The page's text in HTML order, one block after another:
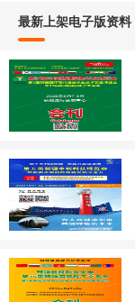
最新上架电子版资料